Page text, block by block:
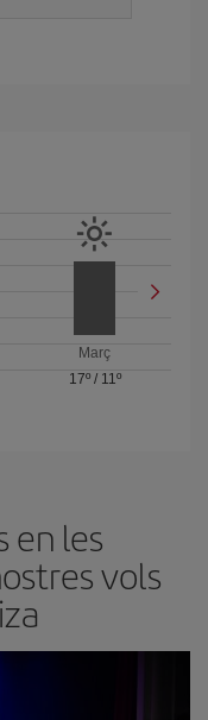
Març
17º/ 11º
en les
vols